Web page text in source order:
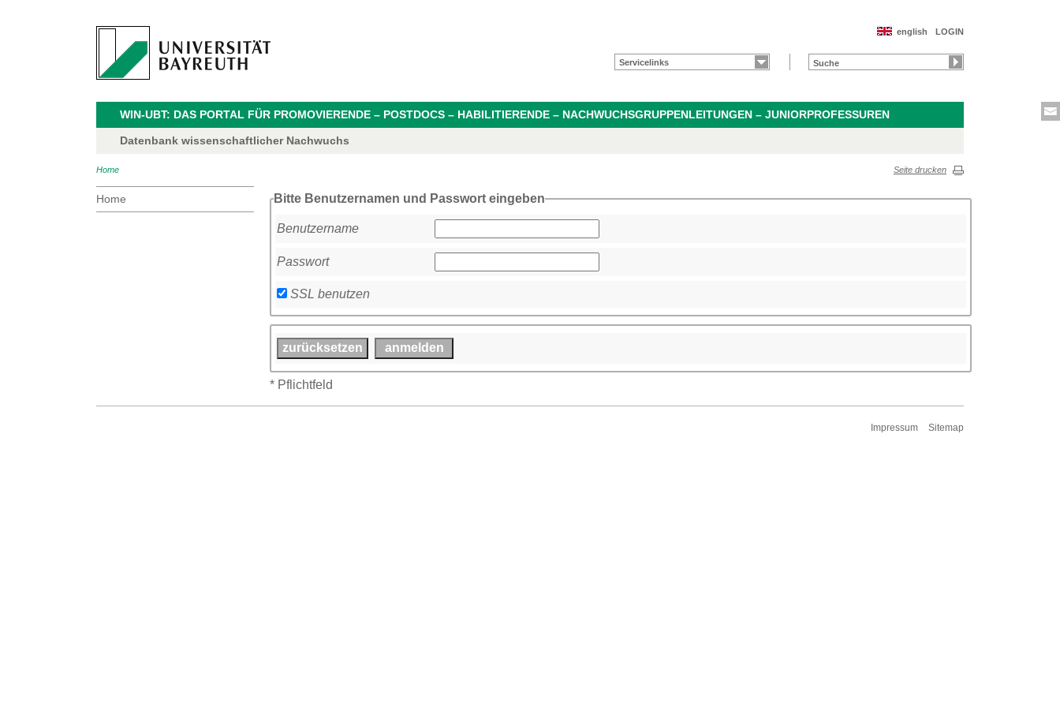
LOGIN
english
Servicelinks
WIN-UBT: DAS PORTAL FÜR PROMOVIERENDE – POSTDOCS – HABILITIERENDE – NACHWUCHSGRUPPENLEITUNGEN – JUNIORPROFESSUREN
Datenbank wissenschaftlicher Nachwuchs
Home Seite drucken
Home Bitte Benutzernamen und Passwort eingeben
Benutzername
Passwort
SSL benutzen
* Pflichtfeld
Impressum Sitemap